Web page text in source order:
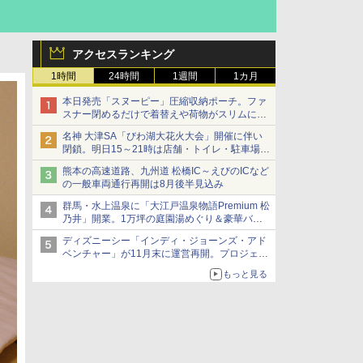
アクセスランキング
1時間 24時間 1週間 1カ月
本日発売「スヌーピー」圧縮収納ポーチ。ファ
スナー閉めるだけで着替えや荷物がスリムにま
とまる
名神 大津SA「びわ湖大花火大会」開催に伴い
閉鎖。明日15～21時は店舗・トイレ・駐車場の
利用不可
熊本の高速道路、九州道 松橋IC～えびのICなど
の一般車両通行再開は8月後半見込み
群馬・水上温泉に「大江戸温泉物語Premium 松
乃井」開業。1万坪の庭園湯めぐり＆豪華バイ
キングを体験してきた！
ディズニーシー「インディ・ジョーンズ・アド
ベンチャー」が11月末に運営再開。プロジェク
ションマッピングを追加、DPAは1500円
もっと見る